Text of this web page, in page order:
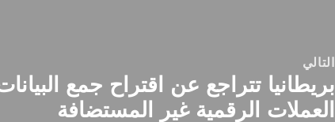
التالي
المقالة
التالية:
بريطانيا تتراجع عن اقتراح جمع
العملات الرقمية غير المستضافة